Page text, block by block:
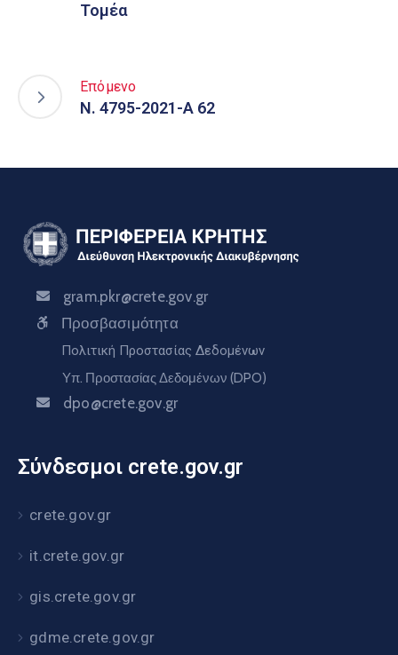
Τομέα
Επόμενο
N. 4795-2021-A 62
gram.pkr@crete.gov.gr
Προσβασιμότητα
Πολιτική Προστασίας Δεδομένων
Υπ. Προστασίας Δεδομένων (DPO)
dpo@crete.gov.gr
Σύνδεσμοι crete.gov.gr
crete.gov.gr
it.crete.gov.gr
gis.crete.gov.gr
gdme.crete.gov.gr